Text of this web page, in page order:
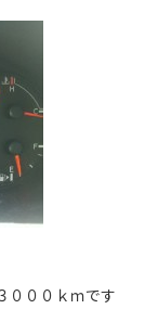
０００ｋｍです